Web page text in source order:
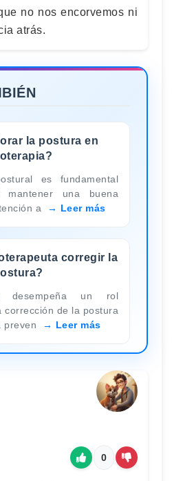
no nos encorvemos ni
atrás.
la postura en
es fundamental
una buena
a
Leer más
corregir la
desempeña un rol
corrección de la postura
preven
Leer más
0